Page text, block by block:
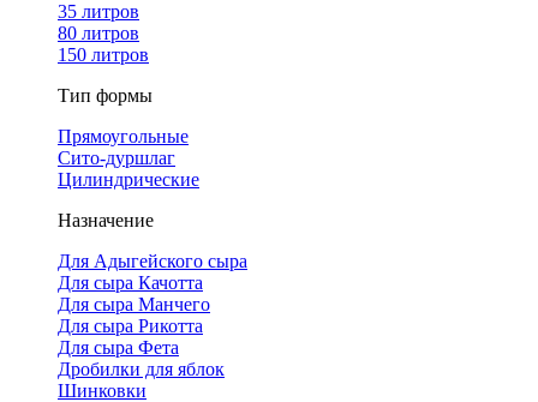
35 литров
80 литров
150 литров
Тип формы
Прямоугольные
Сито-дуршлаг
Цилиндрические
Назначение
Для Адыгейского сыра
Для сыра Качотта
Для сыра Манчего
Для сыра Рикотта
Для сыра Фета
Дробилки для яблок
Шинковки